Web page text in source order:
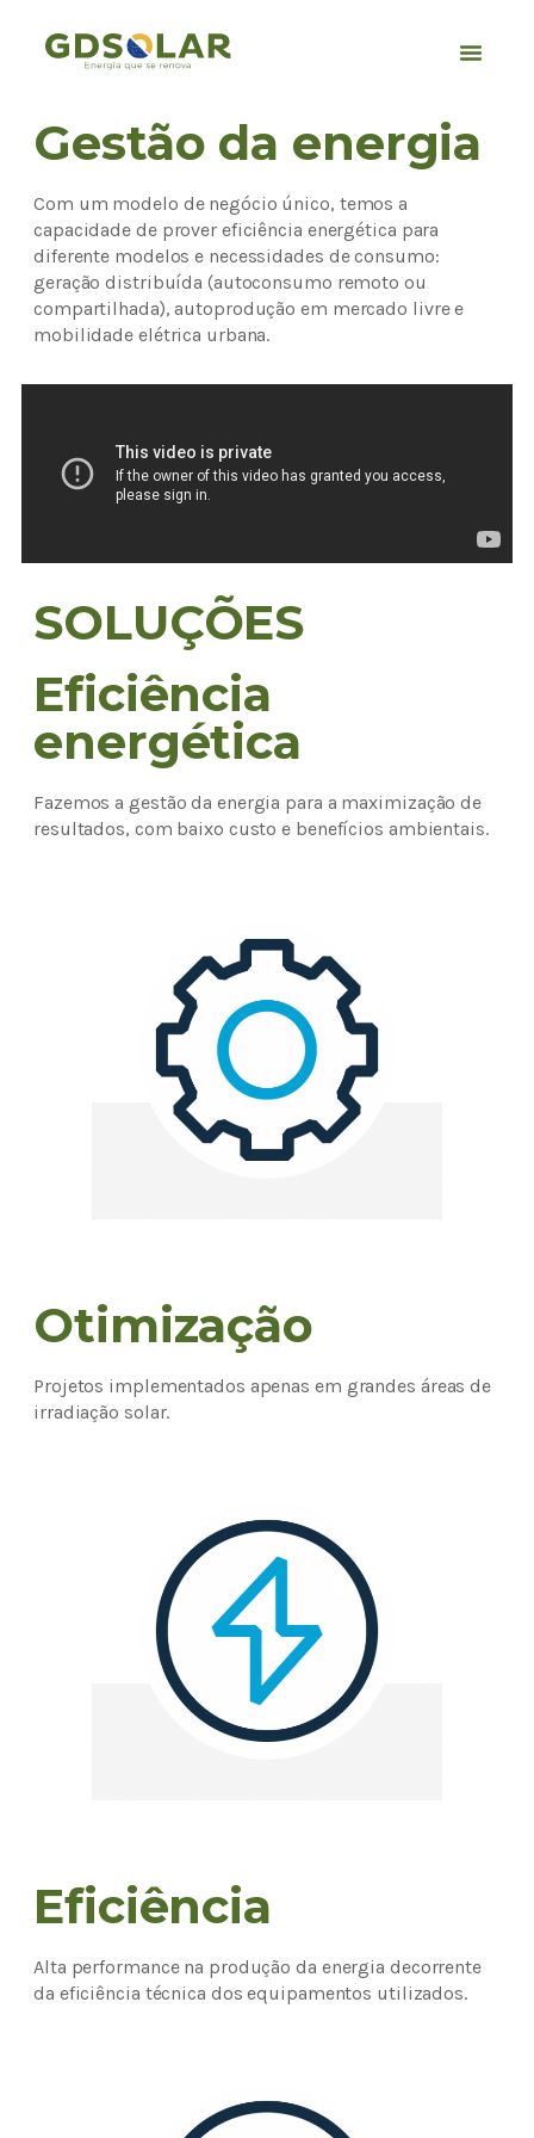
Gestão da energia
Com um modelo de negócio único, temos a
capacidade de prover eficiência energética para
diferente modelos e necessidades de consumo:
geração distribuída (autoconsumo remoto ou
compartilhada), autoprodução em mercado livre e
mobilidade elétrica urbana.
SOLUÇÕES
Eficiência
energética
Fazemos a gestão da energia para a maximização de
resultados, com baixo custo e benefícios ambientais.
Otimização
Projetos implementados apenas em grandes áreas de
irradiação solar.
Eficiência
Alta performance na produção da energia decorrente
da eficiência técnica dos equipamentos utilizados.